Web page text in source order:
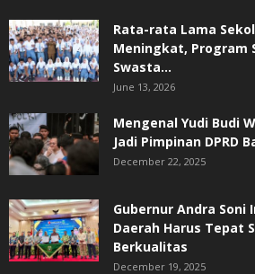
Rata-rata Lama
Meningkat, ‎Program
Swasta...
June 13, 2026
Mengenal Yudi Budi
Jadi Pimpinan DPRD
December 22, 2025
Gubernur Andra Soni
Daerah Harus Tepat
Berkualitas
December 19, 2025